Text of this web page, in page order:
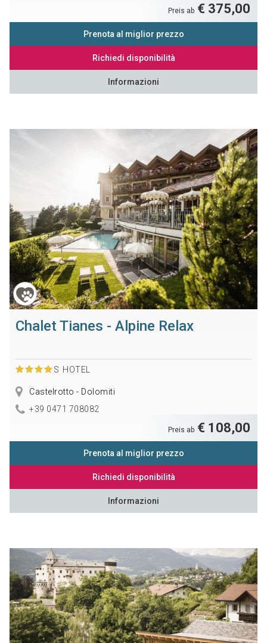
Preis ab € 375,00
Prenota al miglior prezzo
Richiedi disponibilità
Informazioni
Chalet Tianes - Alpine Relax
S HOTEL
Castelrotto - Dolomiti
+39 0471 708082
Preis ab € 108,00
Prenota al miglior prezzo
Richiedi disponibilità
Informazioni